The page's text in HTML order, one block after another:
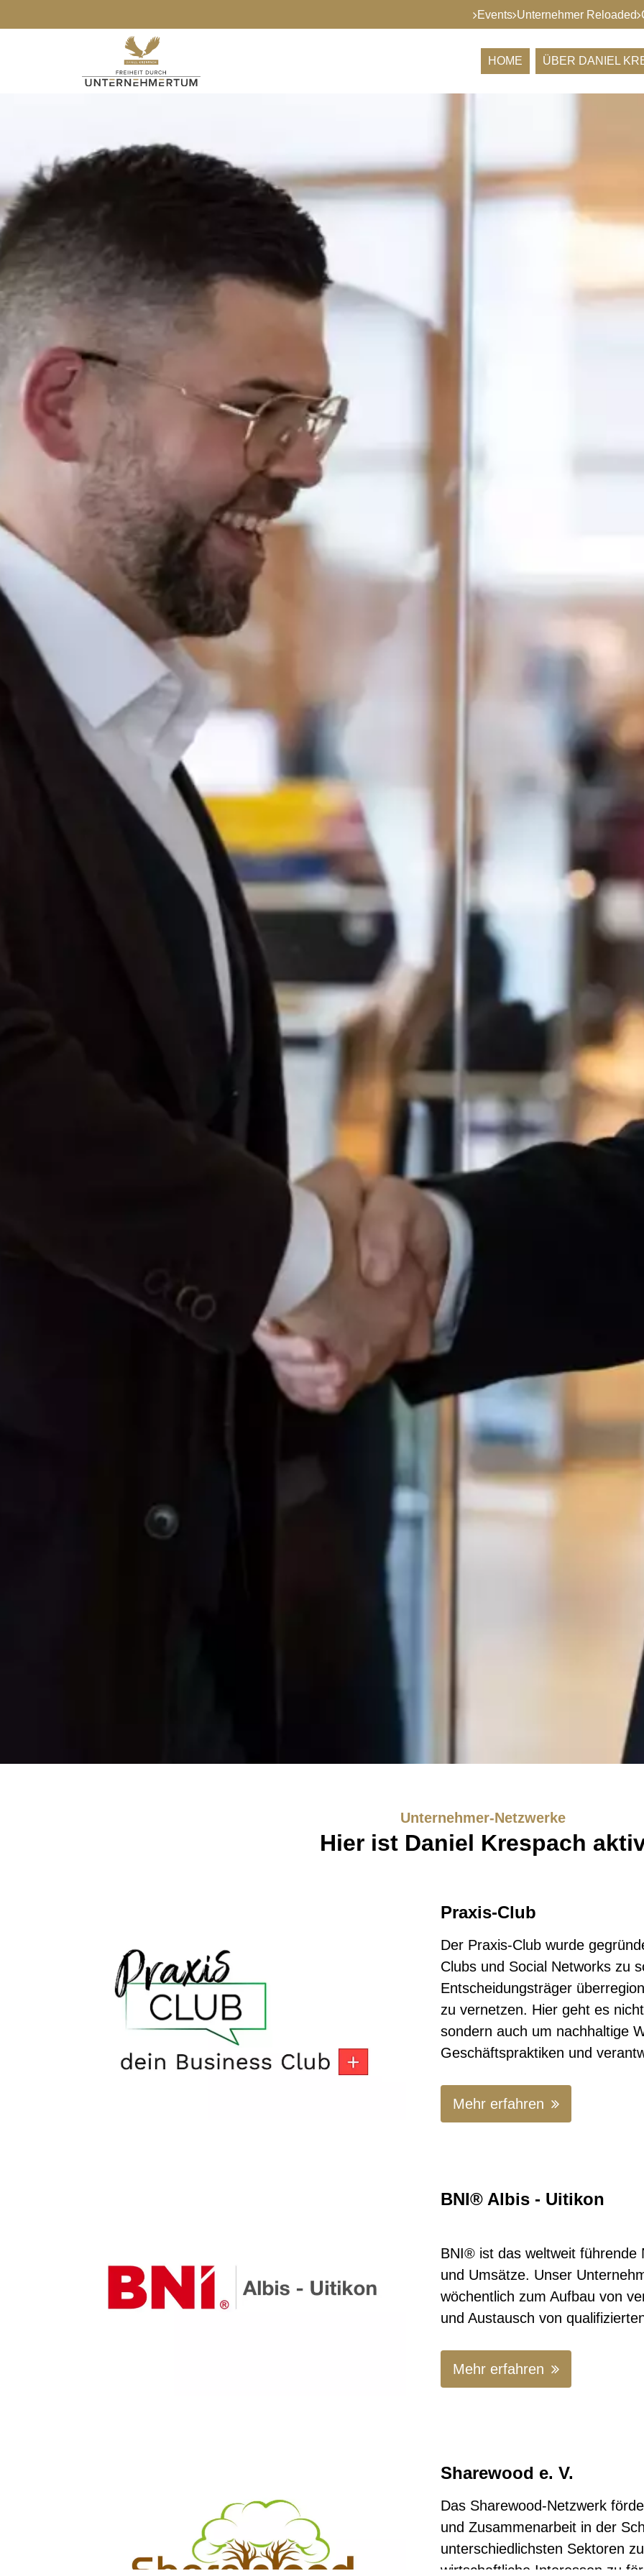
Events Unternehmer Reloaded
HOME ÜBER DANIEL
Unternehmer-Netzwerke
Hier ist Daniel Krespach
Praxis-Club
Der Praxis-Club wurde
Clubs und Social Networks zu
Entscheidungsträger
zu vernetzen. Hier geht es
sondern auch um nachhaltige
Geschäftspraktiken und
Mehr erfahren
BNI® Albis - Uitikon
BNI® ist das weltweit führende
und Umsätze. Unser
wöchentlich zum Aufbau von
und Austausch von
Mehr erfahren
Sharewood e. V.
Das Sharewood-Netzwerk
und Zusammenarbeit in der
unterschiedlichsten Sektoren
wirtschaftliche Interessen zu